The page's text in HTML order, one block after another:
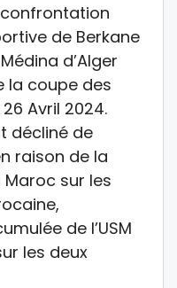
de Berkane
d’Alger
la coupe des
Avril 2024.
décliné de
raison de la
sur les
de l’USM
les deux